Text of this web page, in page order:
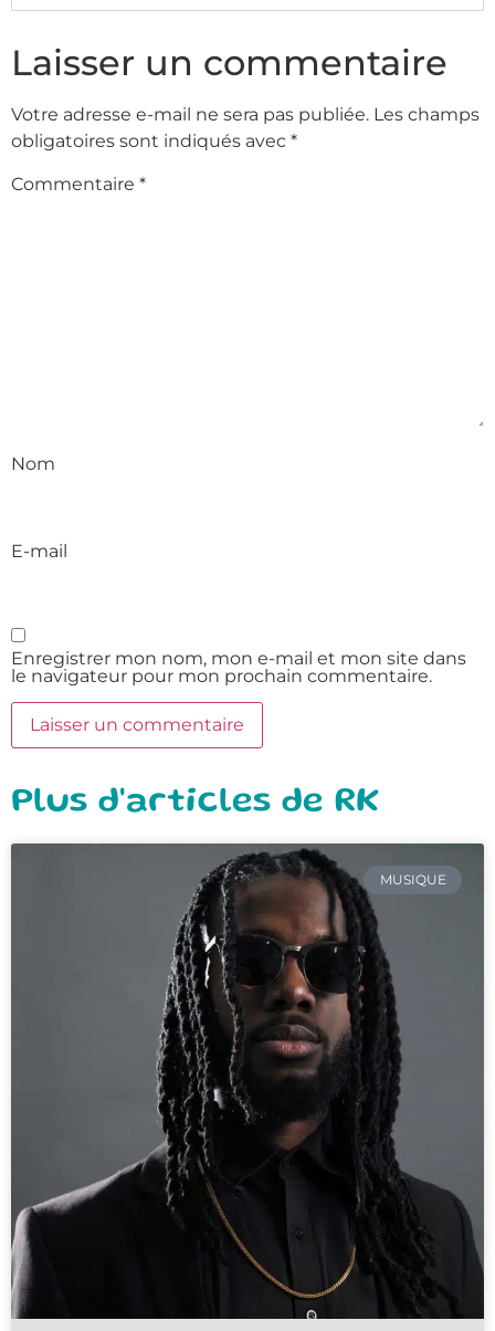
Laisser un commentaire
Votre adresse e-mail ne sera pas publiée. Les champs
obligatoires sont indiqués avec *
Commentaire *
Nom
E-mail
Enregistrer mon nom, mon e-mail et mon site dans
le navigateur pour mon prochain commentaire.
Plus d'articles de RK
MUSIQUE